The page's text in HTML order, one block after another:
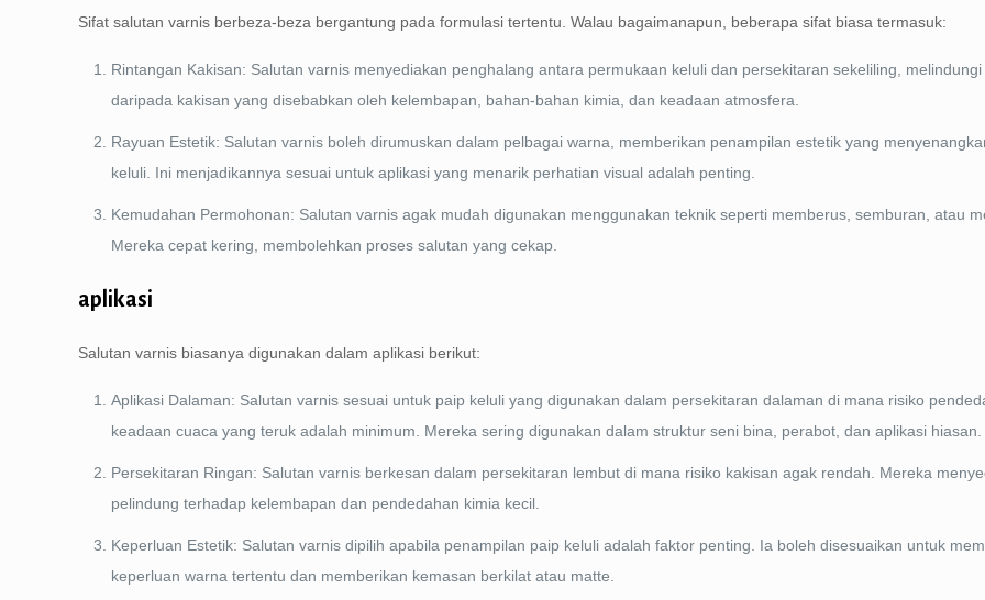
Sifat salutan varnis berbeza-beza bergantung pada formulasi tertentu. Walau bagaimanapun, beberapa sifat biasa termasuk:
Rintangan Kakisan: Salutan varnis menyediakan penghalang antara permukaan keluli dan persekitaran sekeliling, melindungi
daripada kakisan yang disebabkan oleh kelembapan, bahan-bahan kimia, dan keadaan atmosfera.
Rayuan Estetik: Salutan varnis boleh dirumuskan dalam pelbagai warna, memberikan penampilan estetik yang
keluli. Ini menjadikannya sesuai untuk aplikasi yang menarik perhatian visual adalah penting.
Kemudahan Permohonan: Salutan varnis agak mudah digunakan menggunakan teknik seperti memberus, semburan, atau
Mereka cepat kering, membolehkan proses salutan yang cekap.
aplikasi
Salutan varnis biasanya digunakan dalam aplikasi berikut:
Aplikasi Dalaman: Salutan varnis sesuai untuk paip keluli yang digunakan dalam persekitaran dalaman di mana risiko
keadaan cuaca yang teruk adalah minimum. Mereka sering digunakan dalam struktur seni bina, perabot, dan aplikasi hiasan.
Persekitaran Ringan: Salutan varnis berkesan dalam persekitaran lembut di mana risiko kakisan agak rendah. Mereka
pelindung terhadap kelembapan dan pendedahan kimia kecil.
Keperluan Estetik: Salutan varnis dipilih apabila penampilan paip keluli adalah faktor penting. Ia boleh disesuaikan untuk
keperluan warna tertentu dan memberikan kemasan berkilat atau matte.